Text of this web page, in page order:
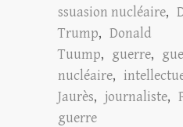
ssuasion nucléaire,
Trump, Donald
Tuump, guerre,
nucléaire,
Jaurès, journaliste,
guerre